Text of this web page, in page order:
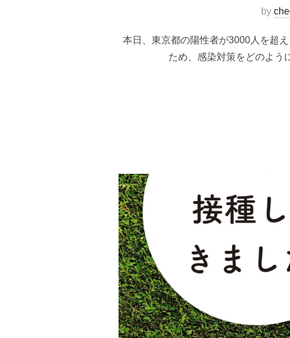
by
本日、東京都の陽性者が3000人を超
ため、感染対策をどのよう